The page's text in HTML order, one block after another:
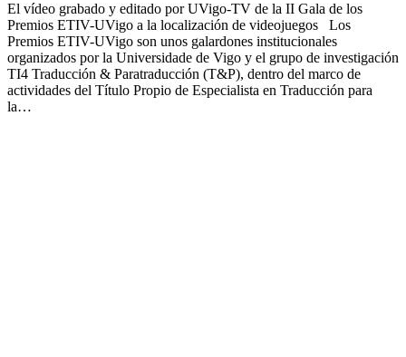
El vídeo grabado y editado por UVigo-TV de la II Gala de los
Premios ETIV-UVigo a la localización de videojuegos Los
Premios ETIV-UVigo son unos galardones institucionales
organizados por la Universidade de Vigo y el grupo de investigación
TI4 Traducción & Paratraducción (T&P), dentro del marco de
actividades del Título Propio de Especialista en Traducción para
la…